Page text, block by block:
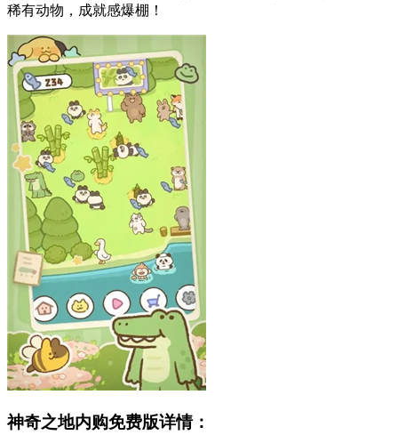
稀有动物，成就感爆棚！
神奇之地内购免费版详情：